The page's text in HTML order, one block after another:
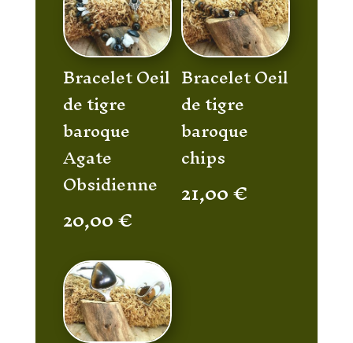
Bracelet Oeil
de tigre
baroque
Agate
Obsidienne
20,00€
Bracelet Oeil
de tigre
baroque
chips
21,00€